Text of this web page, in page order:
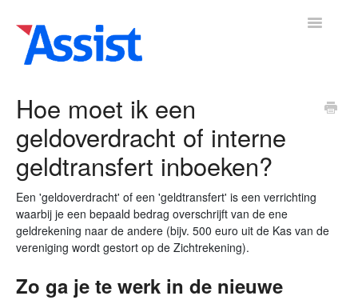
Toggle
Boekhouding
▼
Leden
▼
Vrijwilligers
Activiteiten
▼
Hoe moet ik een
geldoverdracht of interne
geldtransfert inboeken?
Een 'geldoverdracht' of een 'geldtransfert' is een verrichting
waarbij je een bepaald bedrag overschrijft van de ene
geldrekening naar de andere (bijv. 500 euro uit de Kas van de
vereniging wordt gestort op de Zichtrekening).
Zo ga je te werk in de nieuwe